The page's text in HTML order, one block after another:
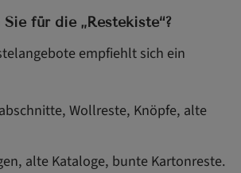
für die „Restekiste“?
empfiehlt sich ein
Wollreste, Knöpfe, alte
alte Kataloge, bunte Kartonreste.